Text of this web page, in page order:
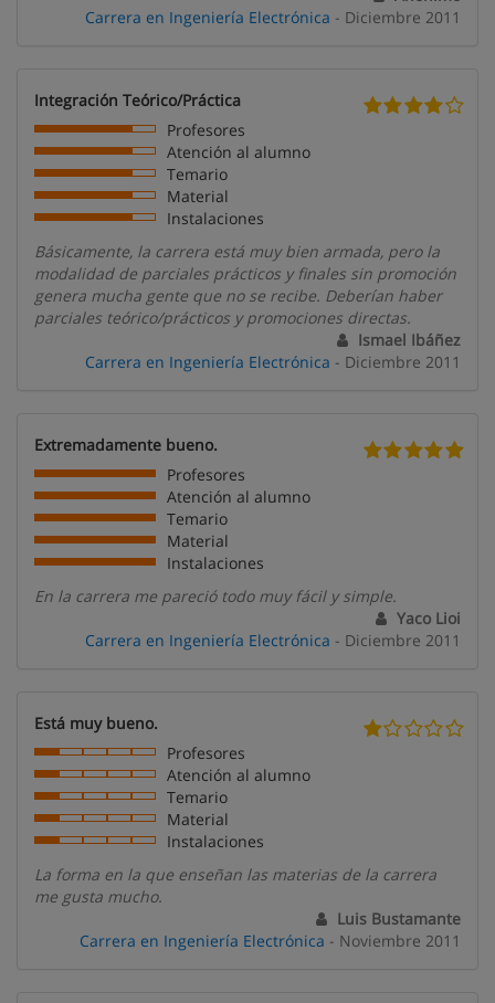
Carrera en Ingeniería Electrónica - Diciembre 2011
Integración Teórico/Práctica
Profesores
Atención al alumno
Temario
Material
Instalaciones
Básicamente, la carrera está muy bien armada, pero la
modalidad de parciales prácticos y finales sin promoción
genera mucha gente que no se recibe. Deberían haber
parciales teórico/prácticos y promociones directas.
Ismael Ibáñez
Carrera en Ingeniería Electrónica - Diciembre 2011
Extremadamente bueno.
Profesores
Atención al alumno
Temario
Material
Instalaciones
En la carrera me pareció todo muy fácil y simple.
Yaco Lioi
Carrera en Ingeniería Electrónica - Diciembre 2011
Está muy bueno.
Profesores
Atención al alumno
Temario
Material
Instalaciones
La forma en la que enseñan las materias de la carrera
me gusta mucho.
Luis Bustamante
Carrera en Ingeniería Electrónica - Noviembre 2011